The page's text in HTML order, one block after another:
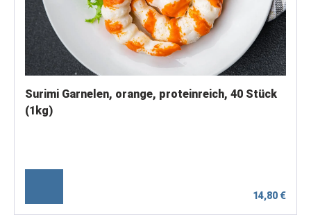
Surimi Garnelen, orange, proteinreich, 40 Stück
(1kg)
14,80 €